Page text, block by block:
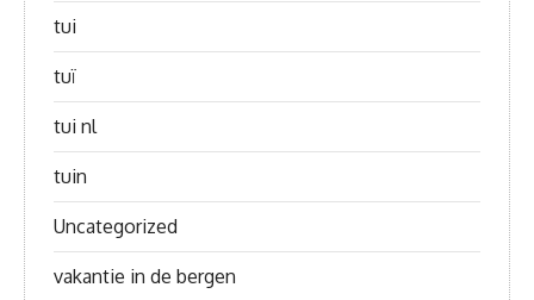
tui
tuï
tui nl
tuin
Uncategorized
vakantie in de bergen